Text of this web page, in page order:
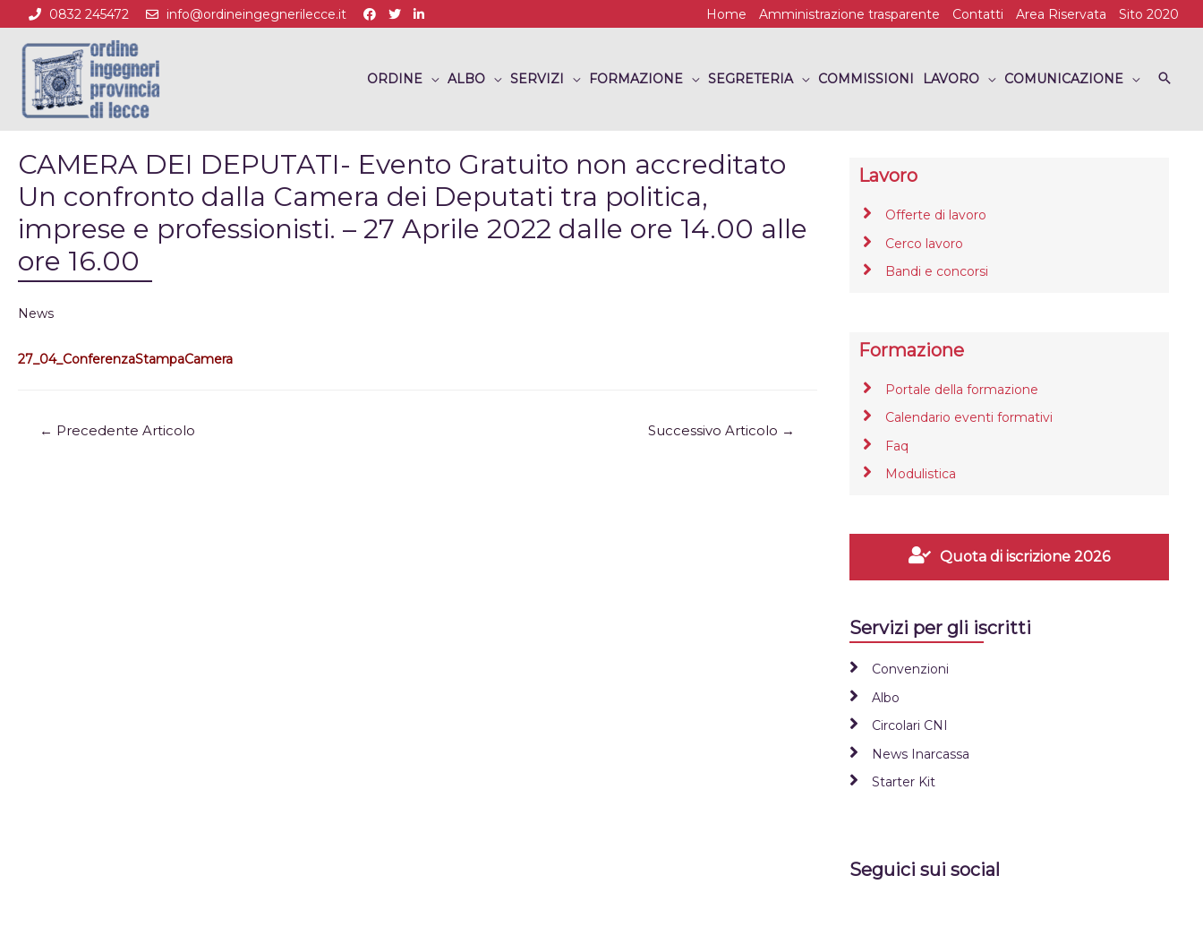
0832 245472 info@ordineingegnerilecce.it Home Amministrazione trasparente Contatti Area Riservata Sito 2020
ORDINE ALBO SERVIZI FORMAZIONE SEGRETERIA COMMISSIONI LAVORO COMUNICAZIONE
CAMERA DEI DEPUTATI- Evento Gratuito non accreditato
Un confronto dalla Camera dei Deputati tra politica,
imprese e professionisti. – 27 Aprile 2022 dalle ore 14.00 alle
ore 16.00
News
27_04_ConferenzaStampaCamera
← Precedente Articolo Successivo Articolo →
Lavoro
Offerte di lavoro
Cerco lavoro
Bandi e concorsi
Formazione
Portale della formazione
Calendario eventi formativi
Faq
Modulistica
Quota di iscrizione 2026
Servizi per gli iscritti
Convenzioni
Albo
Circolari CNI
News Inarcassa
Starter Kit
Seguici sui social